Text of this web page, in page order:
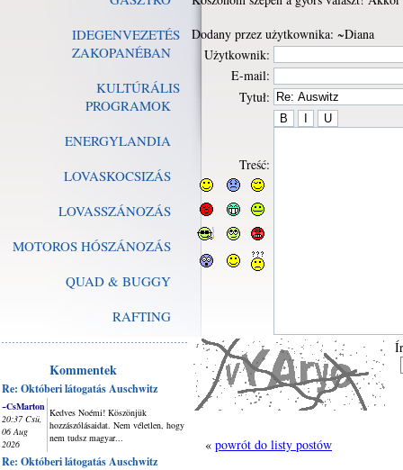
IDEGENVEZETÉS
ZAKOPANÉBAN
KULTÚRÁLIS
PROGRAMOK
ENERGYLANDIA
LOVASKOCSIZÁS
LOVASSZÁNOZÁS
MOTOROS HÓSZÁNOZÁS
QUAD & BUGGY
RAFTING
Kommentek
Re: Októberi látogatás Auschwitz
~CsMarton
20:37 Csü,
06 Aug
2026
Kedves Noémi! Köszönjük
hozzászólásaidat. Nem véletlen, hogy
nem tudsz magyar...
Re: Októberi látogatás Auschwitz
Dodany przez użytkownika: ~Diana
Użytkownik:
E-mail:
Tytuł:
Treść:
« powrót do listy postów